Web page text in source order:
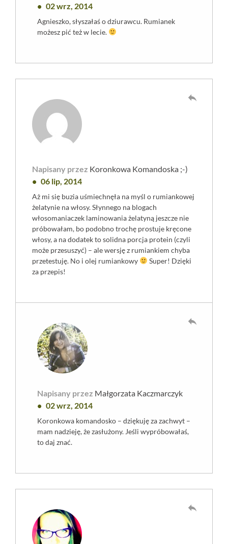
02 wrz, 2014
Agnieszko, słyszałaś o dziurawcu. Rumianek
możesz pić też w lecie.
Napisany przez Koronkowa Komandoska ;-)
06 lip, 2014
Aż mi się buzia uśmiechnęła na myśl o rumiankowej
żelatynie na włosy. Słynnego na blogach
włosomaniaczek laminowania żelatyną jeszcze nie
próbowałam, bo podobno trochę prostuje kręcone
włosy, a na dodatek to solidna porcja protein (czyli
może przesuszyć) – ale wersję z rumiankiem chyba
przetestuję. No i olej rumiankowy
Super! Dzięki
za przepis!
reply
Napisany przez Małgorzata Kaczmarczyk
02 wrz, 2014
Koronkowa komandosko – dziękuję za zachwyt –
mam nadzieję, że zasłużony. Jeśli wypróbowałaś,
to daj znać.
reply
reply